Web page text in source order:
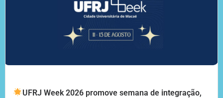
UFRJ Week 2026 promove semana de integração,